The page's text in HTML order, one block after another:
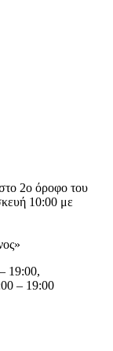
2ο όροφο του
10:00 με
19:00,
– 19:00